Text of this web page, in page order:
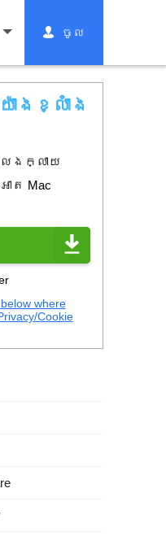
ចូល
ាងខ្លាំង
ងក្លាយ
ត Mac
where
Cookie